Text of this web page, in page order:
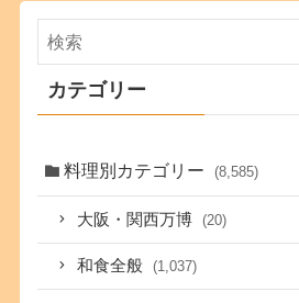
カテゴリー
料理別カテゴリー (8,585)
大阪・関西万博 (20)
和食全般 (1,037)